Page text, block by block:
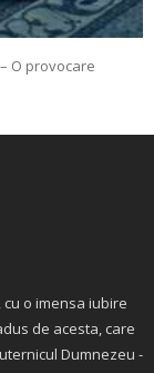
O provocare
o imensa iubire
de acesta, care
Dumnezeu -